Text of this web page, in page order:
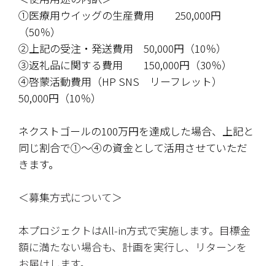
①医療用ウイッグの生産費用　　250,000円
（50％）
②上記の受注・発送費用　50,000円（10％）
③返礼品に関する費用　　150,000円（30％）
④啓蒙活動費用（HP SNS　リーフレット）
50,000円（10％）
ネクストゴールの100万円を達成した場合、上記と
同じ割合で①～④の資金として活用させていただ
きます。
＜募集方式について＞
本プロジェクトはAll-in方式で実施します。目標金
額に満たない場合も、計画を実行し、リターンを